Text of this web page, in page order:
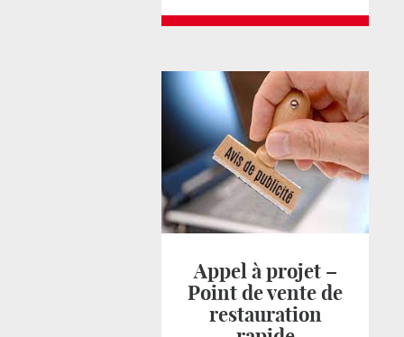
Appel à projet –
Point de vente de
restauration